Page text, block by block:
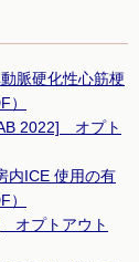
脈硬化性心筋梗
2022] オプト
内ICE 使⽤の有
オプトアウト